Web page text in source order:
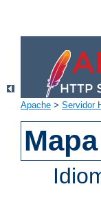
Apache > Servidor